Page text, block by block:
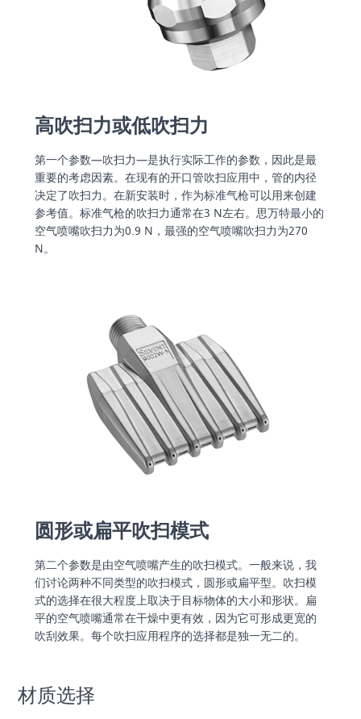
高吹扫力或低吹扫力
第一个参数—吹扫力—是执行实际工作的参数，因此是最
重要的考虑因素。在现有的开口管吹扫应用中，管的内径
决定了吹扫力。在新安装时，作为标准气枪可以用来创建
参考值。标准气枪的吹扫力通常在3 N左右。思万特最小的
空气喷嘴吹扫力为0.9 N，最强的空气喷嘴吹扫力为270
N。
圆形或扁平吹扫模式
第二个参数是由空气喷嘴产生的吹扫模式。一般来说，我
们讨论两种不同类型的吹扫模式，圆形或扁平型。吹扫模
式的选择在很大程度上取决于目标物体的大小和形状。扁
平的空气喷嘴通常在干燥中更有效，因为它可形成更宽的
吹刮效果。每个吹扫应用程序的选择都是独一无二的。
材质选择